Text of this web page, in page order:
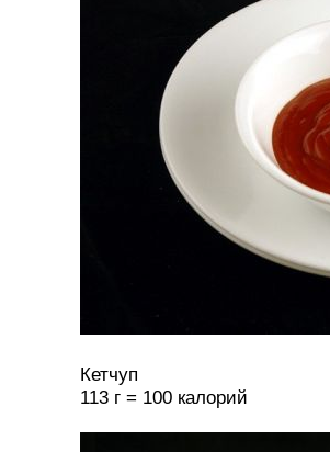
Кетчуп
113 г = 100 калорий